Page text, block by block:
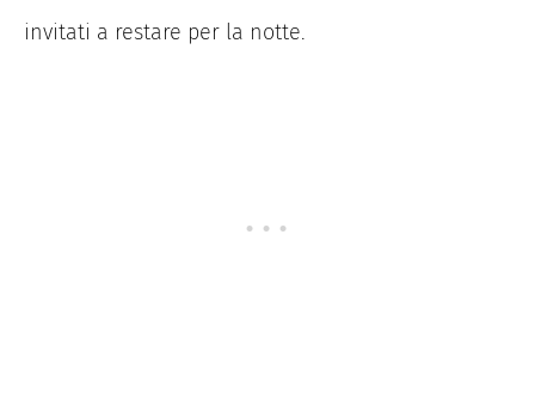
invitati a restare per la notte.